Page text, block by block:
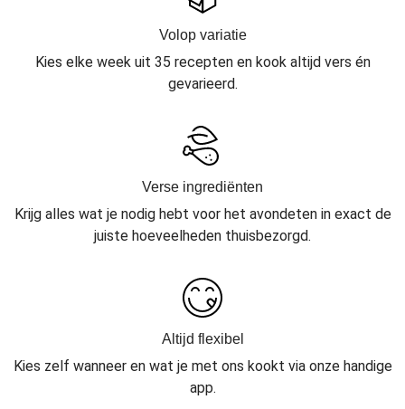
Volop variatie
Kies elke week uit 35 recepten en kook altijd vers én
gevarieerd.
Verse ingrediënten
Krijg alles wat je nodig hebt voor het avondeten in exact de
juiste hoeveelheden thuisbezorgd.
Altijd flexibel
Kies zelf wanneer en wat je met ons kookt via onze handige
app.